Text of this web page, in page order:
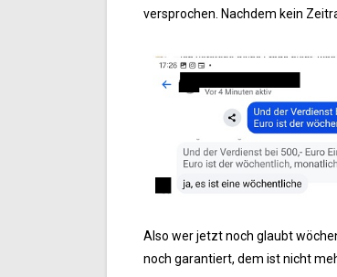
versprochen. Nachdem kein
Also wer jetzt noch glaubt
noch garantiert, dem ist nicht